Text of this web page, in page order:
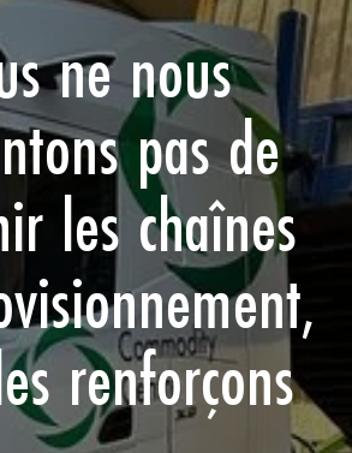
ne nous
pas de
les chaînes
renforçons